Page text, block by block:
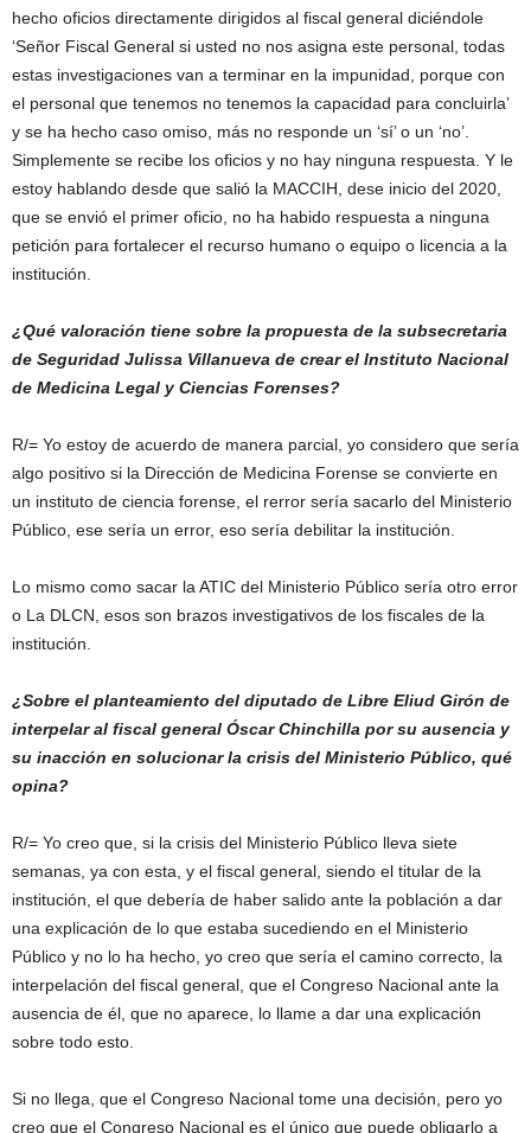
hecho oficios directamente dirigidos al fiscal general diciéndole
‘Señor Fiscal General si usted no nos asigna este personal, todas
estas investigaciones van a terminar en la impunidad, porque con
el personal que tenemos no tenemos la capacidad para concluirla’
y se ha hecho caso omiso, más no responde un ‘sí’ o un ‘no’.
Simplemente se recibe los oficios y no hay ninguna respuesta. Y le
estoy hablando desde que salió la MACCIH, dese inicio del 2020,
que se envió el primer oficio, no ha habido respuesta a ninguna
petición para fortalecer el recurso humano o equipo o licencia a la
institución.
¿Qué valoración tiene sobre la propuesta de la subsecretaria
de Seguridad Julissa Villanueva de crear el Instituto Nacional
de Medicina Legal y Ciencias Forenses?
R/= Yo estoy de acuerdo de manera parcial, yo considero que sería
algo positivo si la Dirección de Medicina Forense se convierte en
un instituto de ciencia forense, el rerror sería sacarlo del Ministerio
Público, ese sería un error, eso sería debilitar la institución.
Lo mismo como sacar la ATIC del Ministerio Público sería otro error
o La DLCN, esos son brazos investigativos de los fiscales de la
institución.
¿Sobre el planteamiento del diputado de Libre Eliud Girón de
interpelar al fiscal general Óscar Chinchilla por su ausencia y
su inacción en solucionar la crisis del Ministerio Público, qué
opina?
R/= Yo creo que, si la crisis del Ministerio Público lleva siete
semanas, ya con esta, y el fiscal general, siendo el titular de la
institución, el que debería de haber salido ante la población a dar
una explicación de lo que estaba sucediendo en el Ministerio
Público y no lo ha hecho, yo creo que sería el camino correcto, la
interpelación del fiscal general, que el Congreso Nacional ante la
ausencia de él, que no aparece, lo llame a dar una explicación
sobre todo esto.
Si no llega, que el Congreso Nacional tome una decisión, pero yo
creo que el Congreso Nacional es el único que puede obligarlo a